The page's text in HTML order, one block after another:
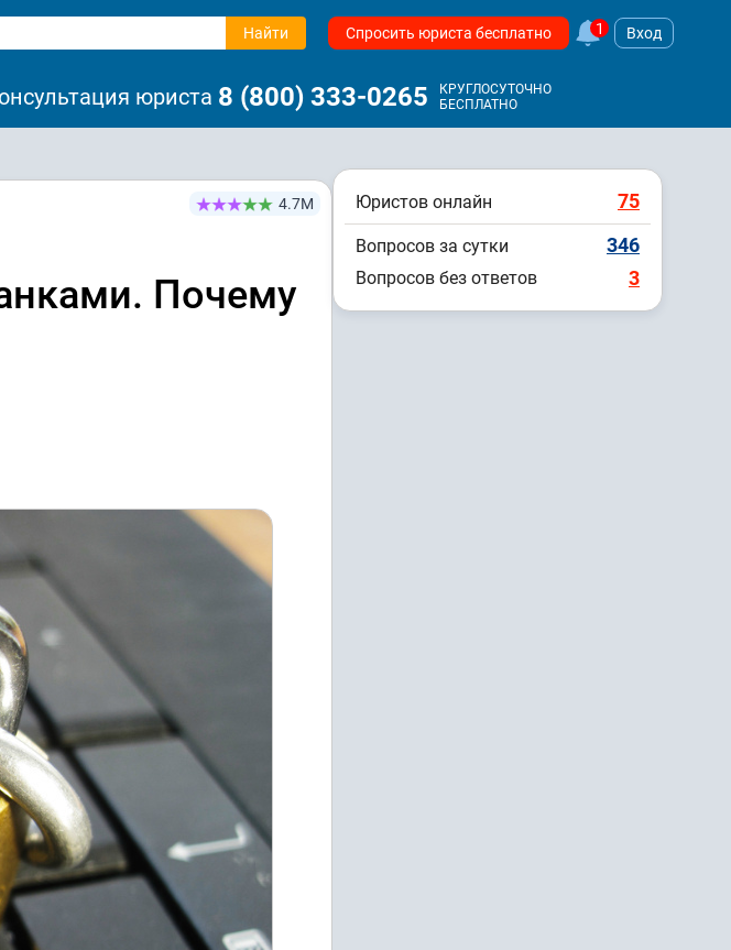
Найти Спросить юриста бесплатно 1 Вход
юриста 8 (800) 333-0265
КРУГЛОСУТОЧНО
БЕСПЛАТНО
4.7М
Почему
Юристов онлайн 75
Вопросов за сутки 346
Вопросов без ответов 3